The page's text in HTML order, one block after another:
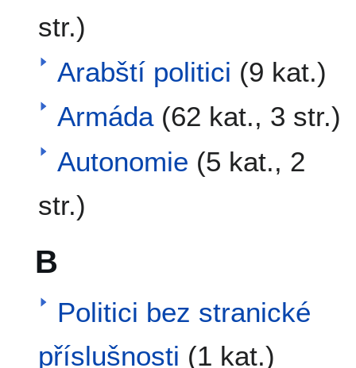
str.)
Arabští politici (9 kat.)
Armáda (62 kat., 3 str.)
Autonomie (5 kat., 2
str.)
B
Politici bez stranické
příslušnosti (1 kat.)